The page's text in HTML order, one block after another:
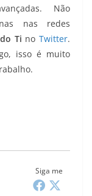
Não
nas redes
Ti noTwitter.
isso é muito
Siga me